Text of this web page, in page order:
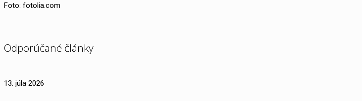
Foto: fotolia.com
Odporúčané články
13. júla 2026